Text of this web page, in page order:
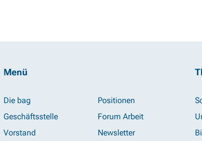
Menü
Die bag
Geschäftsstelle
Vorstand
Positionen
Forum Arbeit
Newsletter